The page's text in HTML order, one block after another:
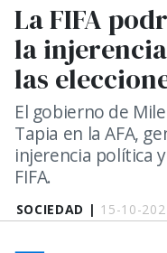
SOCIEDAD | 15-10-
La FIFA
la
las
El gobierno de
Tapia en la AFA,
injerencia política
FIFA.